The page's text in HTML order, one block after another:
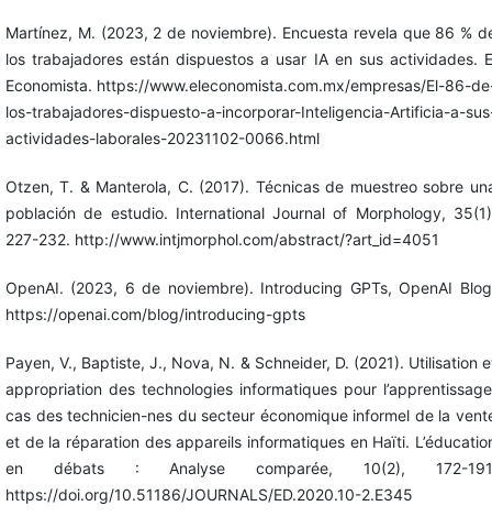
Martínez, M. (2023, 2 de noviembre). Encuesta revela que 86 %
los trabajadores están dispuestos a usar IA en sus actividades.
Economista. https://www.eleconomista.com.mx/empresas/El-86-
los-trabajadores-dispuesto-a-incorporar-Inteligencia-Artificia-a-
actividades-laborales-20231102-0066.html
Otzen, T. & Manterola, C. (2017). Técnicas de muestreo sobre
población de estudio. International Journal of Morphology,
227-232. http://www.intjmorphol.com/abstract/?art_id=4051
OpenAI. (2023, 6 de noviembre). Introducing GPTs, OpenAI
https://openai.com/blog/introducing-gpts
Payen, V., Baptiste, J., Nova, N. & Schneider, D. (2021). Utilisation
appropriation des technologies informatiques pour
cas des technicien-nes du secteur économique informel de la
et de la réparation des appareils informatiques en Haïti.
en débats : Analyse comparée, 10(2), 172-
https://doi.org/10.51186/JOURNALS/ED.2020.10-2.E345